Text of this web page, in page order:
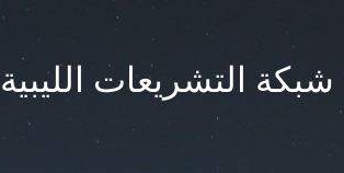
شبكة التشريعات